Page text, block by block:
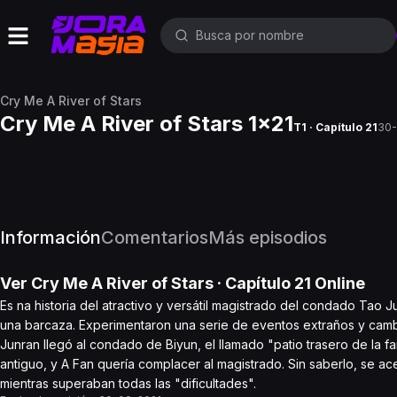
Cry Me A River of Stars
Cry Me A River of Stars 1x21T1 · Capítulo 21
InformaciónComentariosMás episodios
Ver Cry Me A River of Stars · Capítulo 21 Online
Es na historia del atractivo y versátil magistrado del condado Tao
una barcaza. Experimentaron una serie de eventos extraños y
Junran llegó al condado de Biyun, el llamado "patio trasero de la
antiguo, y A Fan quería complacer al magistrado. Sin saberlo, se
mientras superaban todas las "dificultades".